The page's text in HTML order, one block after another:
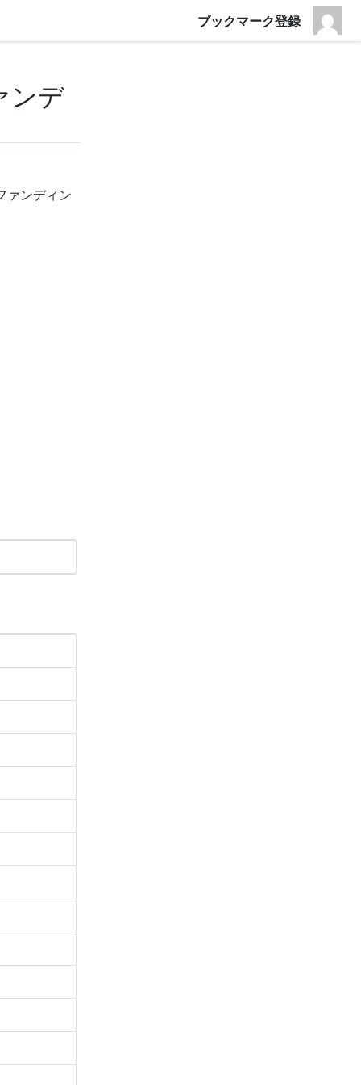
ブックマーク登録
ンデ
ァンディン